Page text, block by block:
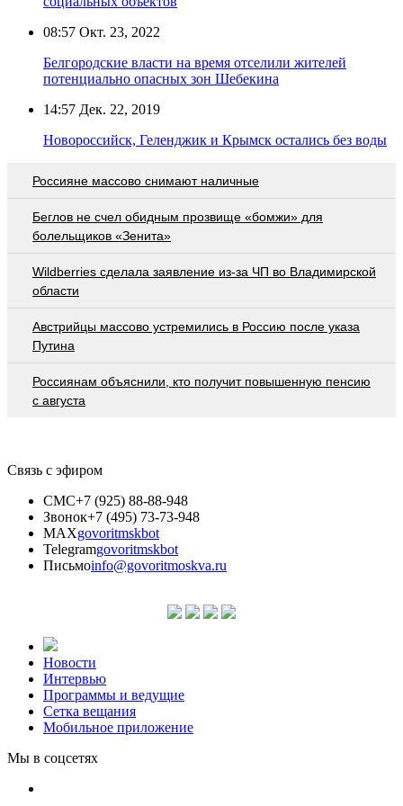
08:57 Окт. 23, 2022
Белгородские власти на время отселили жителей
потенциально опасных зон Шебекина
14:57 Дек. 22, 2019
Новороссийск, Геленджик и Крымск остались без воды
Россияне массово снимают наличные
Беглов не счел обидным прозвище «бомжи» для
болельщиков «Зенита»
Wildberries cделала заявление из-за ЧП во Владимирской
области
Австрийцы массово устремились в Россию после указа
Путина
Россиянам объяснили, кто получит повышенную пенсию
с августа
Связь с эфиром
СМС+7 (925) 88-88-948
Звонок+7 (495) 73-73-948
MAXgovoritmskbot
Telegramgovoritmskbot
Письмоinfo@govoritmoskva.ru
Новости
Интервью
Программы и ведущие
Сетка вещания
Мобильное приложение
Мы в соцсетях